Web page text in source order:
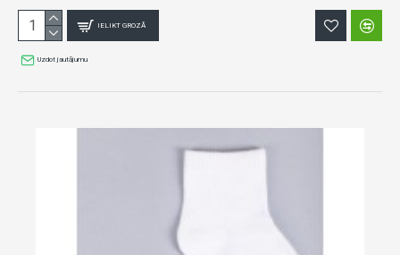
IELIKT GROZĀ
Uzdot jautājumu